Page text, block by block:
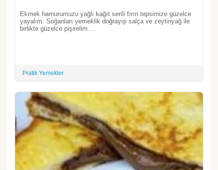
Ekmek hamurumuzu yağlı kağıt serili fırın tepsimize güzelce
yayalım. Soğanları yemeklik doğrayıp salça ve zeytinyağ ile
birlikte güzelce pişirelim....
Pratik Yemekler